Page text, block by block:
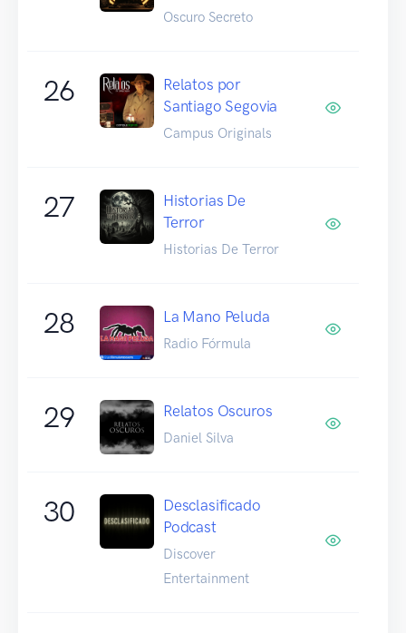
Oscuro Secreto
26
Relatos por
Santiago Segovia
Campus Originals
27
Historias De
Terror
Historias De Terror
28 La Mano Peluda
Radio Fórmula
29 Relatos Oscuros
Daniel Silva
30
Desclasificado
Podcast
Discover
Entertainment